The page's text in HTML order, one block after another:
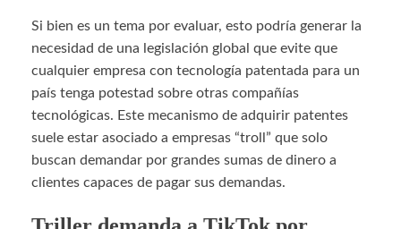
Si bien es un tema por evaluar, esto podría generar la
necesidad de una legislación global que evite que
cualquier empresa con tecnología patentada para un
país tenga potestad sobre otras compañías
tecnológicas. Este mecanismo de adquirir patentes
suele estar asociado a empresas “troll” que solo
buscan demandar por grandes sumas de dinero a
clientes capaces de pagar sus demandas.